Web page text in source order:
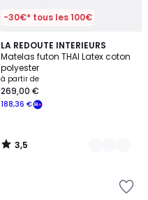
-30€* tous les 100€
LA REDOUTE INTERIEURS
Matelas futon THAI Latex coton
polyester
à partir de
188,36 €
269,00 €
3,5
/ 5
4
Couleurs
3,5
/